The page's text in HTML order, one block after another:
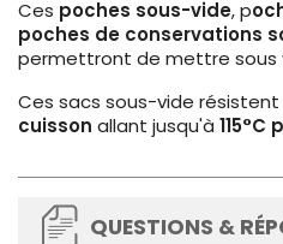
Ces poches sous-vide, p
poches de conservations
permettront de mettre sous
Ces sacs sous-vide résistent
cuisson allant jusqu'à
QUESTIONS &